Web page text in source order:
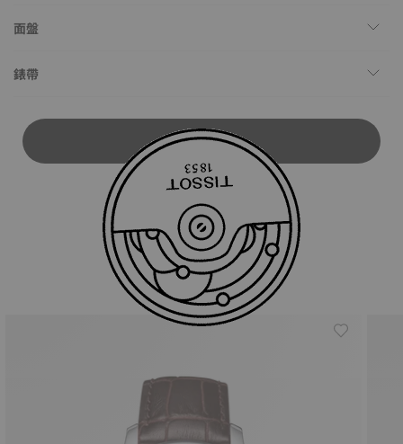
面盤
錶帶
下載使用說明
你可能會喜歡